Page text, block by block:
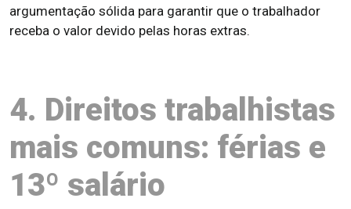
argumentação sólida para garantir que o trabalhador
receba o valor devido pelas horas extras.
4. Direitos trabalhistas
mais comuns: férias e
13º salário